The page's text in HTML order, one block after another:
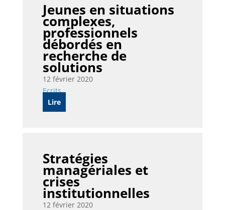
Jeunes en situations
complexes,
professionnels
débordés en
recherche de
solutions
12 février 2020
Ecrits
Lire
Stratégies
managériales et
crises
institutionnelles
12 février 2020